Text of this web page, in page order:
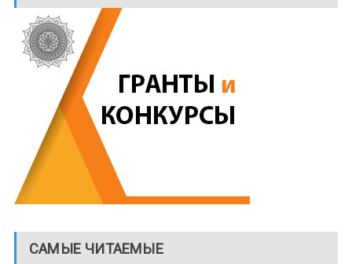
САМЫЕ ЧИТАЕМЫЕ